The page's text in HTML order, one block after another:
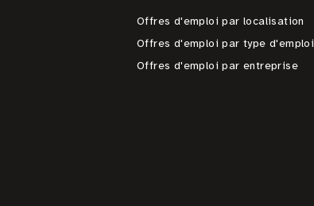
Offres d'emploi par localisation
Offres d'emploi par type d'emploi
Offres d'emploi par entreprise